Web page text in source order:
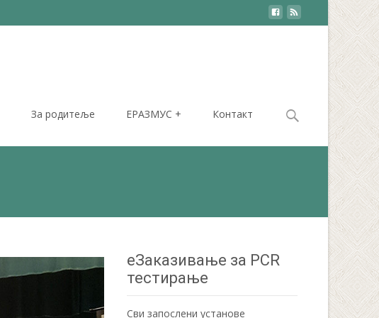
За родитеље ЕРАЗМУС + Контакт
Search
еЗаказивање за PCR
тестирање
Сви запослени установе